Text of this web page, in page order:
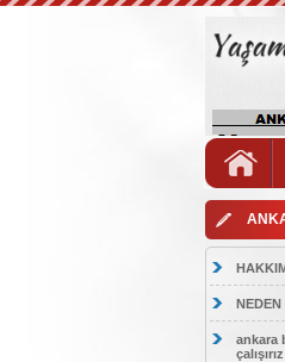
NEDEN
ankara
çalışırız